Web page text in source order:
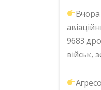
Вчора
9683
військ,